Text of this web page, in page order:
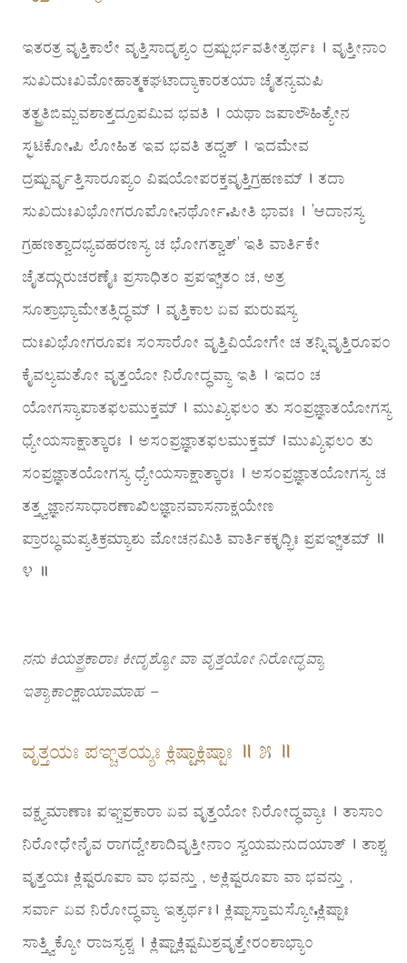
ಇತರತ್ರ ವೃತ್ತಿಕಾಲೇ ವೃತ್ತಿಸಾದೃಶ್ಯಂ ದ್ರಷ್ಟುರ್ಭವತೀತ್ಯರ್ಥಃ । ವೃತ್ತೀನಾಂ
ಸುಖದುಃಖಮೋಹಾತ್ಮಕಘಟಾದ್ಯಾಕಾರತಯಾ ಚೈತನ್ಯಮಪಿ
ತತ್ಪ್ರತಿಬಿಮ್ಬವಶಾತ್ತದ್ರೂಪಮಿವ ಭವತಿ । ಯಥಾ ಜಪಾಲೌಹಿತ್ಯೇನ
ಸ್ಫಟಿಕೋಽಪಿ ಲೋಹಿತ ಇವ ಭವತಿ ತದ್ವತ್ । ಇದಮೇವ
ದ್ರಷ್ಟುರ್ವೃತ್ತಿಸಾರೂಪ್ಯಂ ವಿಷಯೋಪರಕ್ತವೃತ್ತಿಗ್ರಹಣಮ್ । ತದಾ
ಸುಖದುಃಖಭೋಗರೂಪೋಽನರ್ಥೋಽಪೀತಿ ಭಾವಃ । ’ಆದಾನಸ್ಯ
ಗ್ರಹಣತ್ವಾದಭ್ಯವಹರಣಸ್ಯ ಚ ಭೋಗತ್ವಾತ್’ ಇತಿ ವಾರ್ತಿಕೇ
ಚೈತದ್ಗುರುಚರಣೈಃ ಪ್ರಸಾಧಿತಂ ಪ್ರಪಞ್ಚಿತಂ ಚ, ಅತ್ರ
ಸೂತ್ರಾಭ್ಯಾಮೇತತ್ಸಿದ್ಧಮ್ । ವೃತ್ತಿಕಾಲ ಏವ ಪುರುಷಸ್ಯ
ದುಃಖಭೋಗರೂಪಃ ಸಂಸಾರೋ ವೃತ್ತಿವಿಯೋಗೇ ಚ ತನ್ನಿವೃತ್ತಿರೂಪಂ
ಕೈವಲ್ಯಮತೋ ವೃತ್ತಯೋ ನಿರೋದ್ಧವ್ಯಾ ಇತಿ । ಇದಂ ಚ
ಯೋಗಸ್ಯಾಪಾತಫಲಮುಕ್ತಮ್ । ಮುಖ್ಯಫಲಂ ತು ಸಂಪ್ರಜ್ಞಾತಯೋಗಸ್ಯ
ಧ್ಯೇಯಸಾಕ್ಷಾತ್ಕಾರಃ । ಅಸಂಪ್ರಜ್ಞಾತಫಲಮುಕ್ತಮ್ ।ಮುಖ್ಯಫಲಂ ತು
ಸಂಪ್ರಜ್ಞಾತಯೋಗಸ್ಯ ಧ್ಯೇಯಸಾಕ್ಷಾತ್ಕಾರಃ । ಅಸಂಪ್ರಜ್ಞಾತಯೋಗಸ್ಯ ಚ
ತತ್ತ್ವಜ್ಞಾನಸಾಧಾರಣಾಖಿಲಜ್ಞಾನವಾಸನಾಕ್ಷಯೇಣ
ಪ್ರಾರಬ್ಧಮಪ್ಯತಿಕ್ರಮ್ಯಾಶು ಮೋಚನಮಿತಿ ವಾರ್ತಿಕಕೃದ್ಭಿಃ ಪ್ರಪಞ್ಚಿತಮ್ ॥
೪ ॥
ನನು ಕಿಯತ್ಪ್ರಕಾರಾಃ ಕೀದೃಶ್ಯೋ ವಾ ವೃತ್ತಯೋ ನಿರೋದ್ಧವ್ಯಾ
ಇತ್ಯಾಕಾಂಕ್ಷಾಯಾಮಾಹ –
ವೃತ್ತಯಃ ಪಞ್ಚತಯ್ಯಃ ಕ್ಲಿಷ್ಟಾಕ್ಲಿಷ್ಟಾಃ ॥ ೫ ॥
ವಕ್ಷ್ಯಮಾಣಾಃ ಪಞ್ಚಪ್ರಕಾರಾ ಏವ ವೃತ್ತಯೋ ನಿರೋದ್ಧವ್ಯಾಃ । ತಾಸಾಂ
ನಿರೋಧೇನೈವ ರಾಗದ್ವೇಶಾದಿವೃತ್ತೀನಾಂ ಸ್ವಯಮನುದಯಾತ್ । ತಾಶ್ಚ
ವೃತ್ತಯಃ ಕ್ಲಿಷ್ಟರೂಪಾ ವಾ ಭವನ್ತು , ಅಕ್ಲಿಷ್ಟರೂಪಾ ವಾ ಭವನ್ತು ,
ಸರ್ವಾ ಏವ ನಿರೋದ್ಧವ್ಯಾ ಇತ್ಯರ್ಥಃ। ಕ್ಲಿಷ್ಟಾಸ್ತಾಮಸ್ಯೋಽಕ್ಲಿಷ್ಟಾಃ
ಸಾತ್ತ್ವಿಕ್ಯೋ ರಾಜಸ್ಯಶ್ಚ । ಕ್ಲಿಷ್ಟಾಕ್ಲಿಷ್ಟಮಿಶ್ರವೃತ್ತೇರಂಶಾಭ್ಯಾಂ